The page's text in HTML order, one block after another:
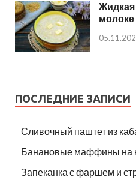
Жидкая
молоке
ПОСЛЕДНИЕ ЗАПИСИ
Сливочный паштет из
Банановые маффины на
Запеканка с фаршем и